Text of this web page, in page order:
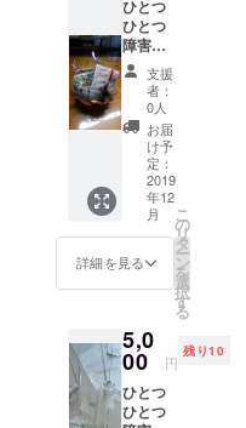
知っておき
たいこと」
介護・成年
後見編、相
続編を開
催。他、絵
本セラピー
も開催。
ひとつ
ひとつ
障害者
施設で
の手作
りにな
りま
す。 色
や柄な
どは、
お選び
致しか
ねま
す。
支援
者：
0人
お届
け予
定：
2019
年12
月
詳細を見る
こ
の
リ
タ
ー
ン
を
選
択
す
る
5,0
00 円
残り10
ひとつ
ひとつ